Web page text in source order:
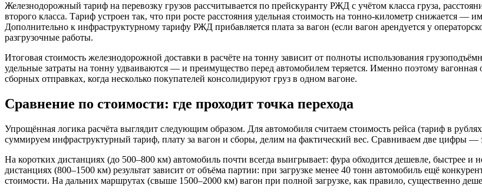
Железнодорожный тариф на перевозку грузов рассчитывается по прейскуранту РЖД с учётом класса груза,
второго класса. Тариф устроен так, что при росте расстояния удельная стоимость на тонно-километр снижается —
Дополнительно к инфраструктурному тарифу РЖД прибавляется плата за вагон (если вагон арендуется у
разгрузочные работы.
Итоговая стоимость железнодорожной доставки в расчёте на тонну зависит от полноты использования
удельные затраты на тонну удваиваются — и преимущество перед автомобилем теряется. Именно поэтому
сборных отправках, когда несколько покупателей консолидируют груз в одном вагоне.
Сравнение по стоимости: где проходит точка перехода
Упрощённая логика расчёта выглядит следующим образом. Для автомобиля считаем стоимость рейса (тариф в
суммируем инфраструктурный тариф, плату за вагон и сборы, делим на фактический вес. Сравниваем две цифры —
На коротких дистанциях (до 500–800 км) автомобиль почти всегда выигрывает: фура обходится дешевле, быстрее
дистанциях (800–1500 км) результат зависит от объёма партии: при загрузке менее 40 тонн автомобиль ещё
стоимости. На дальних маршрутах (свыше 1500–2000 км) вагон при полной загрузке, как правило, существенно